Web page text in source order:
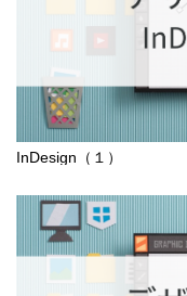
InDesign（１）